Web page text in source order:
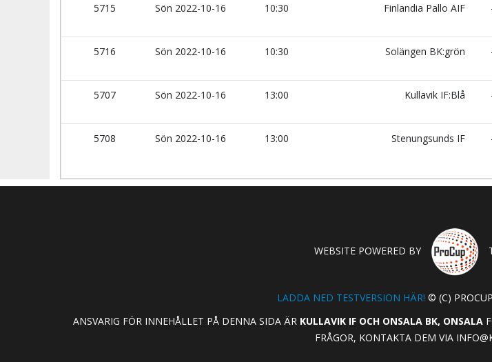
5715 Sön 2022-10-16 10:30 Finlandia Pallo AIF
5716 Sön 2022-10-16 10:30 Solängen BK:grön
5707 Sön 2022-10-16 13:00 Kullavik IF:Blå
5708 Sön 2022-10-16 13:00 Stenungsunds IF
WEBSITE POWERED BY
LADDA NED TESTVERSION HÄR! © (C)
ANSVARIG FÖR INNEHÅLLET PÅ DENNA SIDA ÄR KULLAVIK IF OCH ONSALA BK, ONSALA
FRÅGOR, KONTAKTA DEM VIA